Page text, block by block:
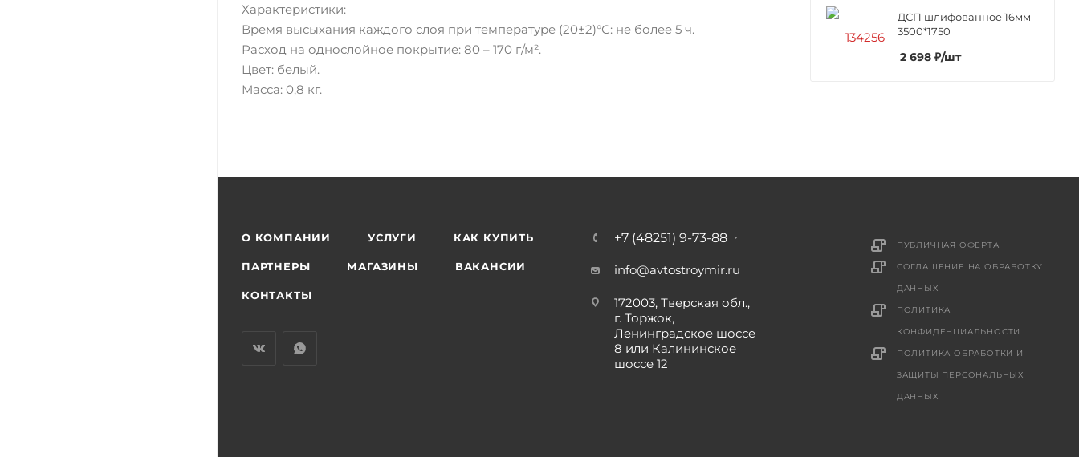
Характеристики:
Время высыхания каждого слоя при температуре (20±2)°С: не более 5 ч.
Расход на однослойное покрытие: 80 – 170 г/м².
Цвет: белый.
Масса: 0,8 кг.
ДСП шлифованное 16мм
3500*1750
2 698 ₽/шт
О КОМПАНИИ УСЛУГИ КАК КУПИТЬ
ПАРТНЕРЫ МАГАЗИНЫ ВАКАНСИИ
КОНТАКТЫ
+7 (48251) 9-73-88
info@avtostroymir.ru
172003, Тверская обл.,
г. Торжок,
Ленинградское шоссе
8 или Калининское
шоссе 12
ПУБЛИЧНАЯ ОФЕРТА
СОГЛАШЕНИЕ НА ОБРАБОТКУ
ДАННЫХ
ПОЛИТИКА
КОНФИДЕНЦИАЛЬНОСТИ
ПОЛИТИКА ОБРАБОТКИ И
ЗАЩИТЫ ПЕРСОНАЛЬНЫХ
ДАННЫХ